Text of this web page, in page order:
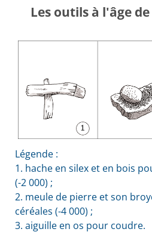
Les outils à l'âge
Légende :
1. hache en silex et en bois
(-2 000) ;
2. meule de pierre et son
céréales (-4 000) ;
3. aiguille en os pour coudre.